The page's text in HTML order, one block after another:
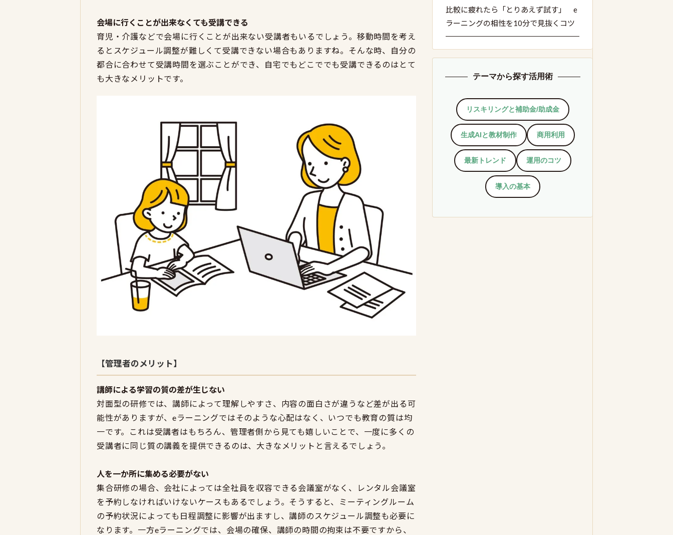
会場に行くことが出来なくても受講できる
育児・介護などで会場に行くことが出来ない受講者もいるでしょう。移動時間を考え
るとスケジュール調整が難しくて受講できない場合もありますね。そんな時、自分の
都合に合わせて受講時間を選ぶことができ、自宅でもどこででも受講できるのはとて
も大きなメリットです。
【管理者のメリット】
講師による学習の質の差が生じない
対面型の研修では、講師によって理解しやすさ、内容の面白さが違うなど差が出る可
能性がありますが、eラーニングではそのような心配はなく、いつでも教育の質は均
一です。これは受講者はもちろん、管理者側から見ても嬉しいことで、一度に多くの
受講者に同じ質の講義を提供できるのは、大きなメリットと言えるでしょう。
人を一か所に集める必要がない
集合研修の場合、会社によっては全社員を収容できる会議室がなく、レンタル会議室
を予約しなければいけないケースもあるでしょう。そうすると、ミーティングルーム
の予約状況によっても日程調整に影響が出ますし、講師のスケジュール調整も必要に
なります。一方eラーニングでは、会場の確保、講師の時間の拘束は不要ですから、
比較に疲れたら「とりあえず試す」 e
ラーニングの相性を10分で見抜くコツ
テーマから探す活用術
リスキリングと補助金/助成金
生成AIと教材制作 商用利用
最新トレンド 運用のコツ
導入の基本